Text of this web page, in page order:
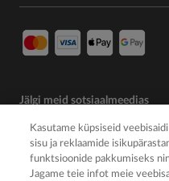
Jälgi meid sotsiaalmeedias
Kasutame küpsiseid
sisu ja reklaamide
funktsioonide pakkumiseks
Jagame teie infot meie